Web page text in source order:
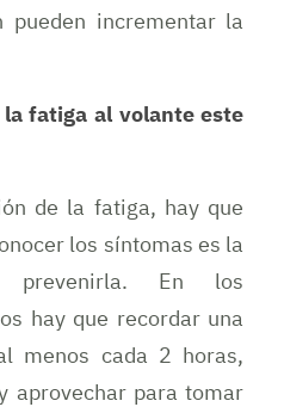
pueden incrementar la
fatiga al volante este
de la fatiga, hay que
los síntomas es la
En los
hay que recordar una
menos cada 2 horas,
aprovechar para tomar